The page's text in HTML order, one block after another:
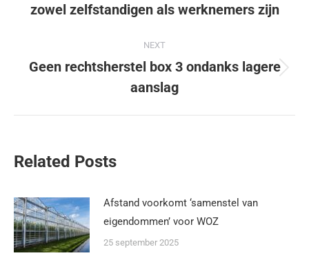
zowel zelfstandigen als werknemers zijn
NEXT
Geen rechtsherstel box 3 ondanks lagere
aanslag
Related Posts
Afstand voorkomt ‘samenstel van
eigendommen’ voor WOZ
25 september 2025